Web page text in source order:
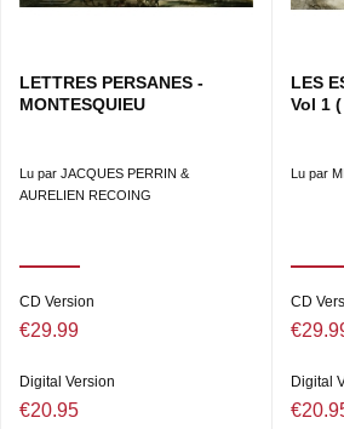
LETTRES PERSANES -
MONTESQUIEU
Lu par JACQUES PERRIN &
AURELIEN RECOING
CD Version
€29.99
Digital Version
€20.95
LES
Vol 1
Lu par
CD
Digital